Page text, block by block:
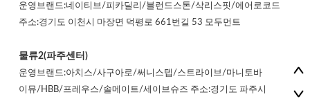
운영브랜드:네이티브/피카딜리/블런드스톤/삭리스핏/에어로코드
주소:경기도 이천시 마장면 덕평로 661번길 53 모두먼트
물류2(파주센터)
운영브랜드:아치스/사구아로/써니스텝/스트라이브/마니토바
이뮤/HBB/프레우스/솔메이트/세이브슈즈 주소:경기도 파주시